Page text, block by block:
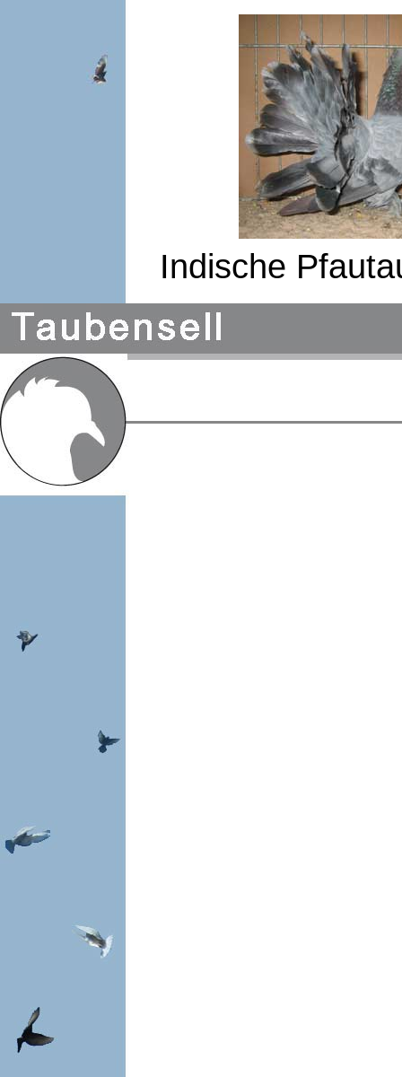
Indische